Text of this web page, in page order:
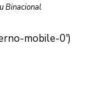
Binacional